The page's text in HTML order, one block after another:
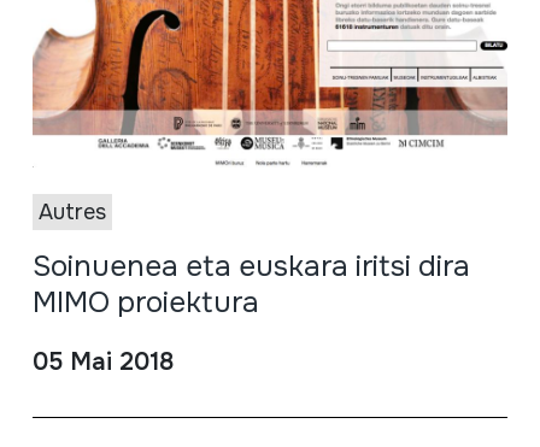
Autres
Soinuenea eta euskara iritsi dira
MIMO proiektura
05 Mai 2018